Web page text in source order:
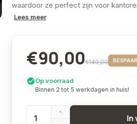
waardoor ze perfect zijn voor
Lees meer
€90,00€149,00
Op voorraad
Binnen 2 tot 5 werkdagen in huis!
In